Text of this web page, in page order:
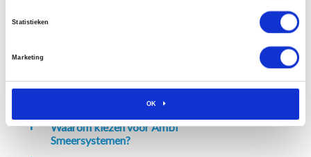
Statistieken
Marketing
OK
Veelgestelde vragen
a
Waarom kiezen voor Ambi
Smeersystemen?